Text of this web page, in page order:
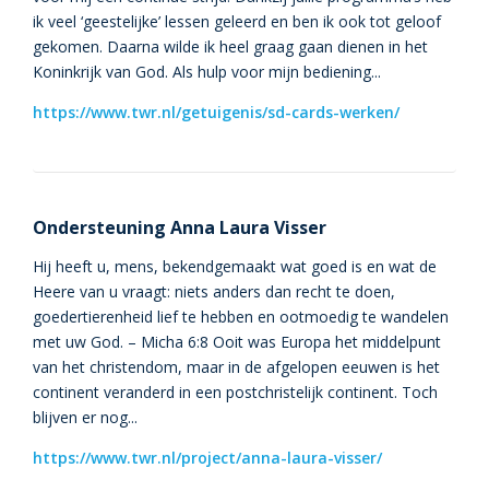
ik veel ‘geestelijke’ lessen geleerd en ben ik ook tot geloof
gekomen. Daarna wilde ik heel graag gaan dienen in het
Koninkrijk van God. Als hulp voor mijn bediening...
https://www.twr.nl/getuigenis/sd-cards-werken/
Ondersteuning Anna Laura Visser
Hij heeft u, mens, bekendgemaakt wat goed is en wat de
Heere van u vraagt: niets anders dan recht te doen,
goedertierenheid lief te hebben en ootmoedig te wandelen
met uw God. – Micha 6:8 Ooit was Europa het middelpunt
van het christendom, maar in de afgelopen eeuwen is het
continent veranderd in een postchristelijk continent. Toch
blijven er nog...
https://www.twr.nl/project/anna-laura-visser/